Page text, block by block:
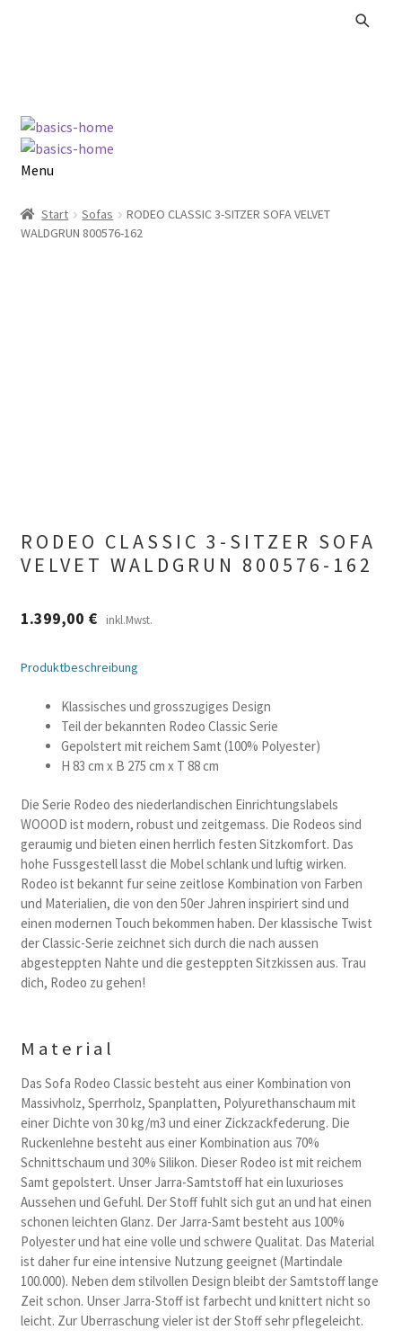
Zur
Navigation
springen
Zum
Inhalt
springen
Menu
Alle Produkte
Start Sofas
RODEO CLASSIC 3-SITZER SOFA VELVET
WALDGRUN 800576-162
RODEO CLASSIC 3-SITZER SOFA
VELVET WALDGRUN 800576-162
1.399,00 € inkl.Mwst.
Produktbeschreibung
Klassisches und grosszugiges Design
Teil der bekannten Rodeo Classic Serie
Gepolstert mit reichem Samt (100% Polyester)
H 83 cm x B 275 cm x T 88 cm
Die Serie Rodeo des niederlandischen Einrichtungslabels
WOOOD ist modern, robust und zeitgemass. Die Rodeos sind
geraumig und bieten einen herrlich festen Sitzkomfort. Das
hohe Fussgestell lasst die Mobel schlank und luftig wirken.
Rodeo ist bekannt fur seine zeitlose Kombination von Farben
und Materialien, die von den 50er Jahren inspiriert sind und
einen modernen Touch bekommen haben. Der klassische Twist
der Classic-Serie zeichnet sich durch die nach aussen
abgesteppten Nahte und die gesteppten Sitzkissen aus. Trau
dich, Rodeo zu gehen!
Material
Das Sofa Rodeo Classic besteht aus einer Kombination von
Massivholz, Sperrholz, Spanplatten, Polyurethanschaum mit
einer Dichte von 30 kg/m3 und einer Zickzackfederung. Die
Ruckenlehne besteht aus einer Kombination aus 70%
Schnittschaum und 30% Silikon. Dieser Rodeo ist mit reichem
Samt gepolstert. Unser Jarra-Samtstoff hat ein luxurioses
Aussehen und Gefuhl. Der Stoff fuhlt sich gut an und hat einen
schonen leichten Glanz. Der Jarra-Samt besteht aus 100%
Polyester und hat eine volle und schwere Qualitat. Das Material
ist daher fur eine intensive Nutzung geeignet (Martindale
100.000). Neben dem stilvollen Design bleibt der Samtstoff lange
Zeit schon. Unser Jarra-Stoff ist farbecht und knittert nicht so
leicht. Zur Uberraschung vieler ist der Stoff sehr pflegeleicht.